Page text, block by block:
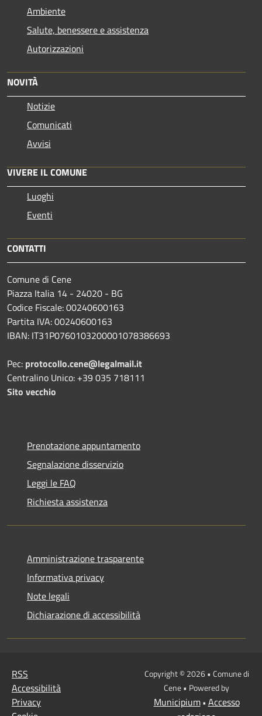
Ambiente
Salute, benessere e assistenza
Autorizzazioni
NOVITÀ
Notizie
Comunicati
Avvisi
VIVERE IL COMUNE
Luoghi
Eventi
CONTATTI
Comune di Cene
Piazza Italia 14 - 24020 - BG
Codice Fiscale: 00240600163
Partita IVA: 00240600163
IBAN: IT31P0760103200001078386693
Pec: protocollo.cene@legalmail.it
Centralino Unico: +39 035 718111
Sito vecchio
Prenotazione appuntamento
Segnalazione disservizio
Leggi le FAQ
Richiesta assistenza
Amministrazione trasparente
Informativa privacy
Note legali
Dichiarazione di accessibilità
RSS
Accessibilità
Privacy
Copyright © 2026 • Comune di
Cene • Powered by
Municipium• Accesso